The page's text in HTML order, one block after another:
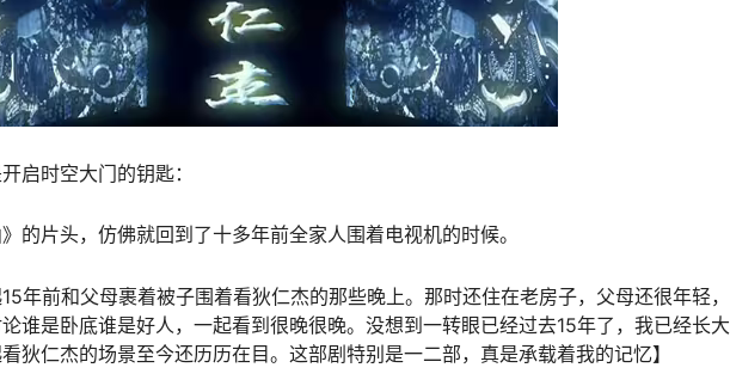
启时空大门的钥匙：
的片头，仿佛就回到了十多年前全家人围着电视机的时候。
年前和父母裹着被子围着看狄仁杰的那些晚上。那时还住在老房子，父母还很年轻，
谁是卧底谁是好人，一起看到很晚很晚。没想到一转眼已经过去15年了，我已经长大
狄仁杰的场景至今还历历在目。这部剧特别是一二部，真是承载着我的记忆】